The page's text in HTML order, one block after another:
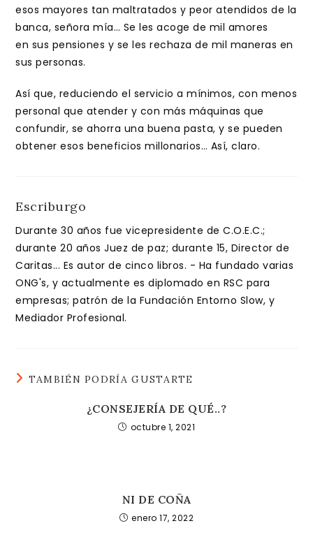
esos mayores tan maltratados y peor atendidos de la
banca, señora mía… Se les acoge de mil amores
en sus pensiones y se les rechaza de mil maneras en
sus personas.
Así que, reduciendo el servicio a mínimos, con menos
personal que atender y con más máquinas que
confundir, se ahorra una buena pasta, y se pueden
obtener esos beneficios millonarios… Así, claro.
Escriburgo
Durante 30 años fue vicepresidente de C.O.E.C.;
durante 20 años Juez de paz; durante 15, Director de
Caritas... Es autor de cinco libros. - Ha fundado varias
ONG's, y actualmente es diplomado en RSC para
empresas; patrón de la Fundación Entorno Slow, y
Mediador Profesional.
TAMBIÉN PODRÍA GUSTARTE
¿CONSEJERÍA DE QUÉ..?
octubre 1, 2021
NI DE COÑA
enero 17, 2022